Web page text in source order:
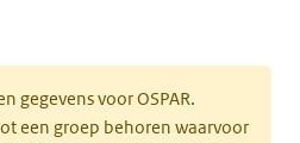
gegevens voor OSPAR.
een groep behoren waarvoor